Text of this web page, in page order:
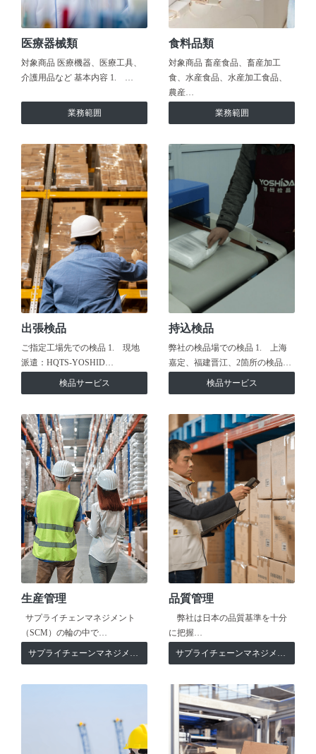
医療器械類
対象商品 医療機器、医療工具、
介護用品など 基本内容 1. …
業務範囲
食料品類
対象商品 畜産食品、畜産加工
食、水産食品、水産加工食品、
農産…
業務範囲
出張検品
ご指定工場先での検品 1. 現地
派遣：HQTS-YOSHID…
検品サービス
持込検品
弊社の検品場での検品 1. 上海
嘉定、福建晋江、2箇所の検品…
検品サービス
生産管理
サプライチェンマネジメント
（SCM）の輪の中で…
サプライチェーンマネジメント
品質管理
弊社は日本の品質基準を十分
に把握…
サプライチェーンマネジメント